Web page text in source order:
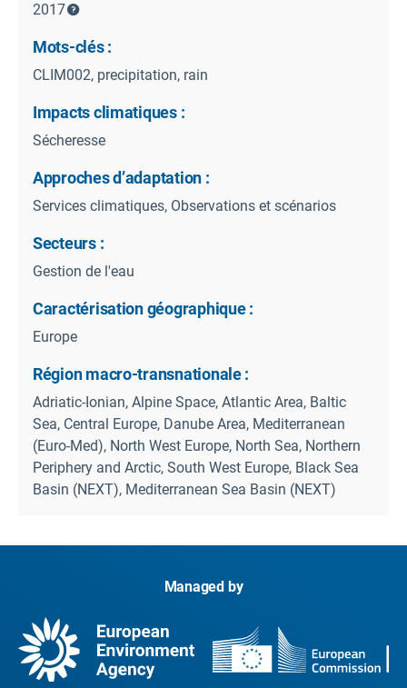
2017
Mots-clés :
CLIM002, precipitation, rain
Impacts climatiques :
Sécheresse
Approches d’adaptation :
Services climatiques, Observations et scénarios
Secteurs :
Gestion de l'eau
Caractérisation géographique :
Europe
Région macro-transnationale :
Adriatic-Ionian, Alpine Space, Atlantic Area, Baltic
Sea, Central Europe, Danube Area, Mediterranean
(Euro-Med), North West Europe, North Sea, Northern
Periphery and Arctic, South West Europe, Black Sea
Basin (NEXT), Mediterranean Sea Basin (NEXT)
Managed by